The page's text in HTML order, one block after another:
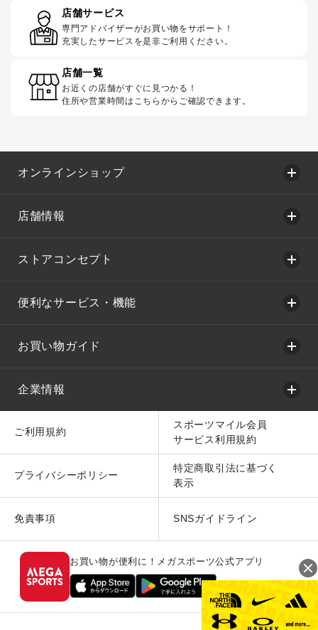
店舗サービス
専門アドバイザーがお買い物をサポート！
充実したサービスを是非ご利用ください。
店舗一覧
お近くの店舗がすぐに見つかる！
住所や営業時間はこちらからご確認できます。
オンラインショップ
店舗情報
ストアコンセプト
便利なサービス・機能
お買い物ガイド
企業情報
ご利用規約
スポーツマイル会員
サービス利用規約
プライバシーポリシー
特定商取引法に基づく
表示
免責事項 SNSガイドライン
お買い物が便利に！メガスポーツ公式アプリ